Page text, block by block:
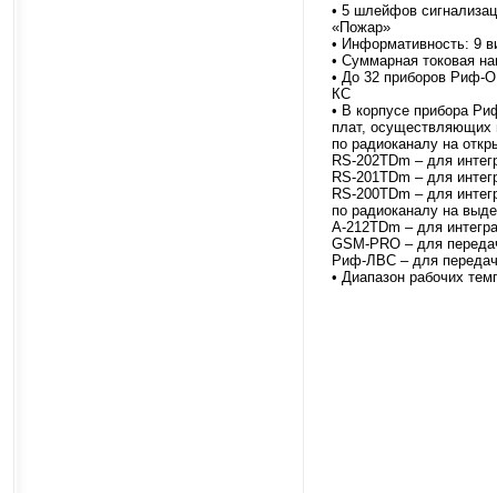
• 5 шлейфов
«Пожар»
• Информативность: 9
• Суммарная токовая
• До 32 приборов Риф-
КС
• В корпусе прибора
плат, осуществляющих
по радиоканалу на
RS-202ТDm – для
RS-201ТDm – для
RS-200ТDm – для
по радиоканалу на
А-212TDm – для
GSM-PRO – для
Риф-ЛВС – для
• Диапазон рабочих